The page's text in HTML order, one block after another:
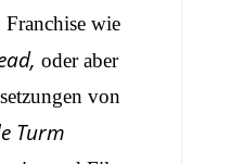
Franchise wie
oder aber
von
Turm